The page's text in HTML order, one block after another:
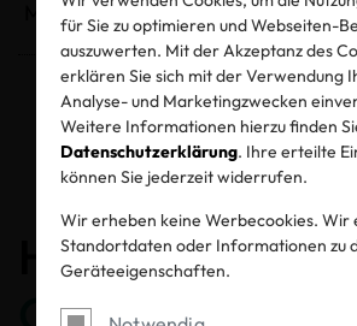
für Sie zu optimieren und Webseiten-
auszuwerten. Mit der Akzeptanz des
erklären Sie sich mit der Verwendung
Analyse- und Marketingzwecken
Weitere Informationen hierzu finden
Datenschutzerklärung. Ihre erteilte
können Sie jederzeit widerrufen.
Wir erheben keine Werbecookies. Wir
Standortdaten oder Informationen zu
Geräteeigenschaften.
Entzogene Zertifikate und
Herzlichen
Glückwunsch